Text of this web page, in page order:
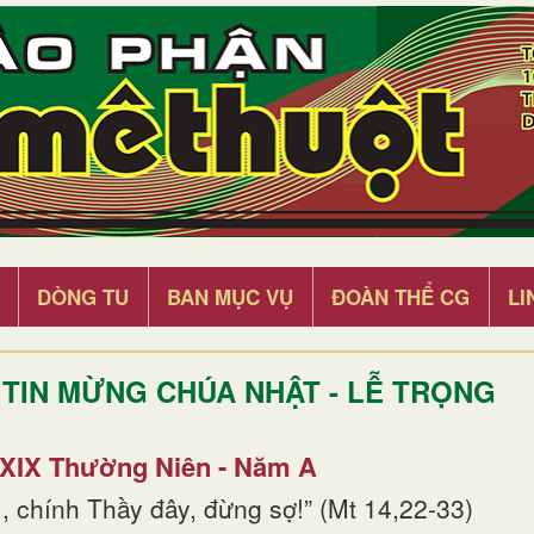
DÒNG TU BAN MỤC VỤ ĐOÀN THỂ CG
TIN MỪNG CHÚA NHẬT - LỄ TRỌNG
Thường Niên - Năm A
chính Thầy đây, đừng sợ!” (Mt 14,22-33)